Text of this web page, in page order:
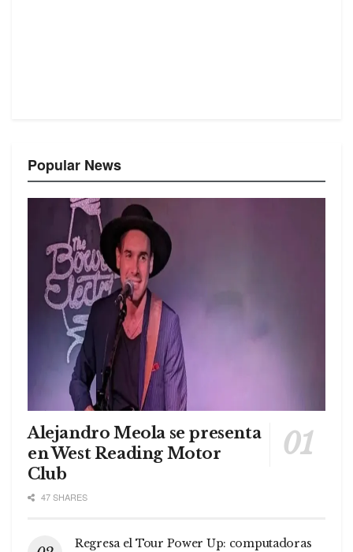
Popular News
Alejandro Meola se presenta
en West Reading Motor
Club
47 SHARES
Regresa el Tour Power Up: computadoras